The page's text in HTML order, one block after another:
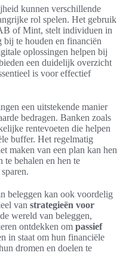
kunnen verschillende
rol spelen. Het gebruik
of Mint, stelt individuen in
bij te houden en financiën
oplossingen helpen bij
een duidelijk overzicht
is voor effectief
een uitstekende manier
bedragen. Banken zoals
rentevoeten die helpen
buffer. Het regelmatig
maken van een plan kan hen
te behalen en hen te
beleggen kan ook voordelig
van strategieën voor
wereld van beleggen,
ontdekken om passief
in staat om hun financiële
dromen en doelen te